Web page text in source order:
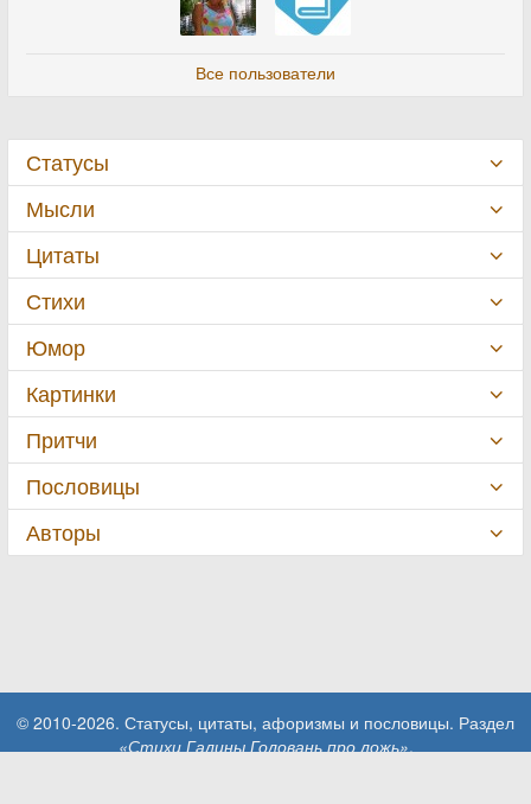
Все пользователи
Статусы
Мысли
Цитаты
Стихи
Юмор
Картинки
Притчи
Пословицы
Авторы
© 2010-2026. Статусы, цитаты, афоризмы и пословицы. Раздел
«Стихи Галины Головань про ложь».